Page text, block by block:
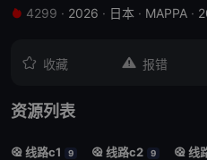
 4299 · 2026 · 日本 · MAPPA ·
 收藏  报错
资源列表
 线路c1 9  线路c2 9  线